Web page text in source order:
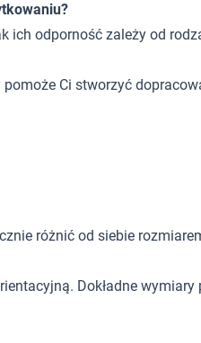
ich odporność zależy od
Ci stworzyć
różnić od siebie
Dokładne wymiary